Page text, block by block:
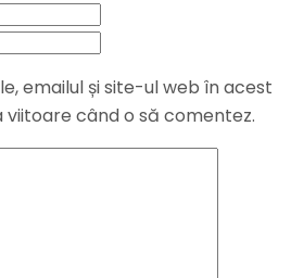
emailul și site-ul web în acest
când o să comentez.